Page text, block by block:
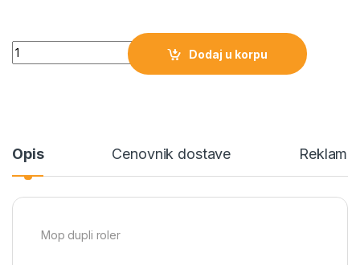
Mop dupli roler količina
Dodaj u korpu
Opis Cenovnik dostave
Mop dupli roler